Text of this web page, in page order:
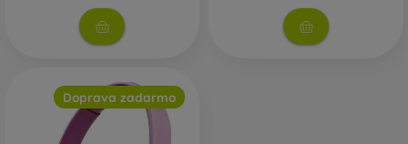
Doprava zadarmo